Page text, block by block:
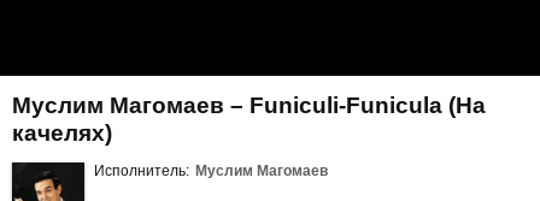
Муслим Магомаев – Funiculi-Funicula (На
качелях)
Исполнитель: Муслим Магомаев